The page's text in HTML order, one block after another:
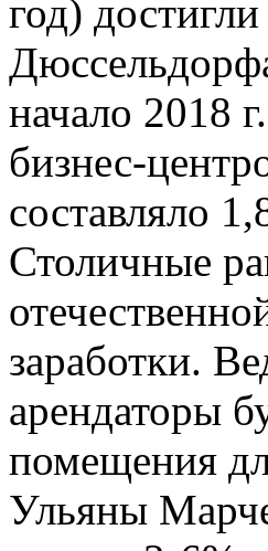
год)
начало 2018
бизнес-
составляло
Столичные
заработки.
арендаторы
помещения
Ульяны